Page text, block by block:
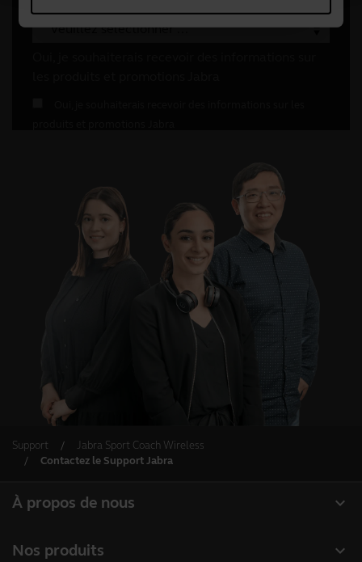
Support
Jabra Sport Coach Wireless
Contactez le Support Jabra
expand_more
À propos de nous
expand_more
Nos produits